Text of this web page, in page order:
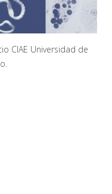
CIAE Universidad de